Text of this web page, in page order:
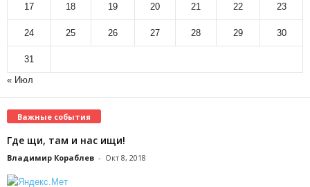
17 18 19 20 21 22 23
24 25 26 27 28 29 30
31
« Июл
Важные события
Где щи, там и нас ищи!
Владимир Кораблев - Окт 8, 2018